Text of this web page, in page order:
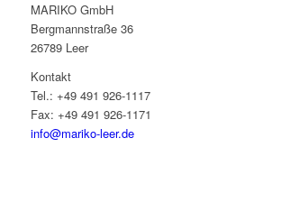
MARIKO GmbH
Berg­mann­straße 36
26789 Leer
Kontakt
Tel.: +49 491 926-1117
Fax: +49 491 926-1171
info@mariko-leer.de